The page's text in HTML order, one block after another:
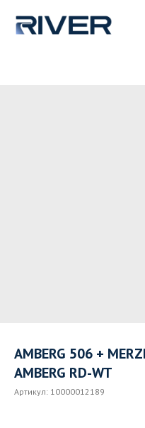
AMBERG 506 +
AMBERG RD-WT
Артикул: 10000012189